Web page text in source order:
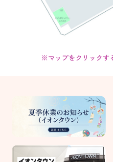
※マップをクリックす